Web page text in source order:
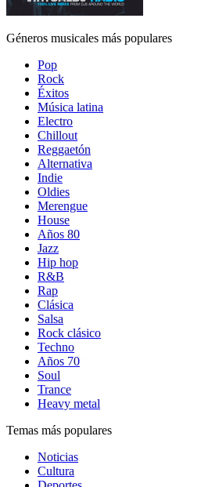
Géneros musicales más populares
Pop
Rock
Éxitos
Música latina
Electro
Chillout
Reggaetón
Alternativa
Indie
Oldies
Merengue
House
Años 80
Jazz
Hip hop
R&B
Rap
Clásica
Salsa
Rock clásico
Techno
Años 70
Soul
Trance
Heavy metal
Temas más populares
Noticias
Cultura